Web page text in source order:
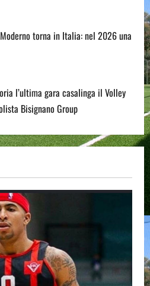
torna in Italia: nel 2026 una
l’ultima gara casalinga il Volley
Bisignano Group